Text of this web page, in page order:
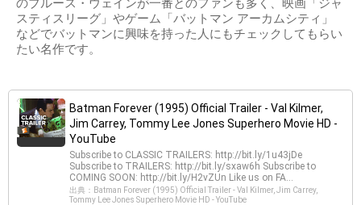
のブルース・ウェインが一番とのファンも多く、映画「ジャ
スティスリーグ」やゲーム「バットマン アーカムシティ」
などでバットマンに興味を持った人にもチェックしてもらい
たい名作です。
Batman Forever (1995) Official Trailer - Val Kilmer,
Jim Carrey, Tommy Lee Jones Superhero Movie HD -
YouTube
Subscribe to CLASSIC TRAILERS: http://bit.ly/1u43jDe
Subscribe to TRAILERS: http://bit.ly/sxaw6h Subscribe to
COMING SOON: http://bit.ly/H2vZUn Like us on FA...
出典：Batman Forever (1995) Official Trailer - Val Kilmer, Jim Carrey,
Tommy Lee Jones Superhero Movie HD - YouTube